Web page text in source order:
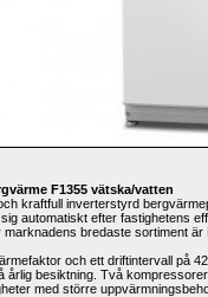
F1355 vätska/vatten
kraftfull inverterstyrd
automatiskt efter fastighetens
bredaste sortiment är
och ett driftintervall på
årlig besiktning. Två
med större